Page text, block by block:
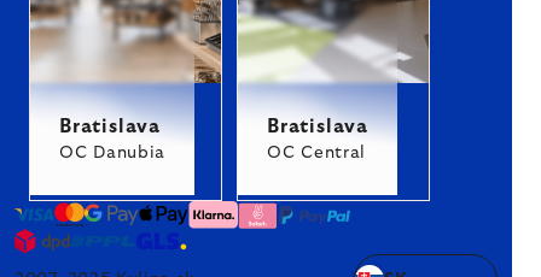
Bratislava
OC Danubia
Bratislava
OC Central